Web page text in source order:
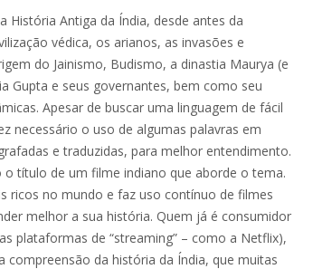
História Antiga da Índia, desde antes da
védica, os arianos, as invasões e
do Jainismo, Budismo, a dinastia Maurya (e
Gupta e seus governantes, bem como seu
Apesar de buscar uma linguagem de fácil
necessário o uso de algumas palavras em
e traduzidas, para melhor entendimento.
título de um filme indiano que aborde o tema.
ricos no mundo e faz uso contínuo de filmes
melhor a sua história. Quem já é consumidor
plataformas de “streaming” – como a Netflix),
compreensão da história da Índia, que muitas